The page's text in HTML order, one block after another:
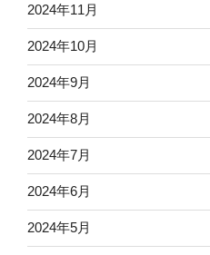
2024年11月
2024年10月
2024年9月
2024年8月
2024年7月
2024年6月
2024年5月